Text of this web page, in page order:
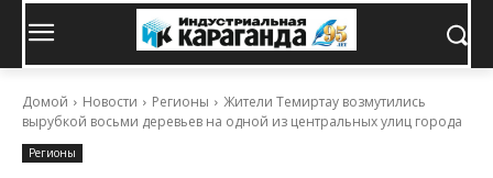
Домой Новости Регионы
Жители Темиртау возмутились
вырубкой восьми деревьев на одной из центральных улиц города
Регионы